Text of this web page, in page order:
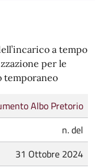
a tempo
per le
temporaneo
Albo Pretorio
n. del
31 Ottobre 2024